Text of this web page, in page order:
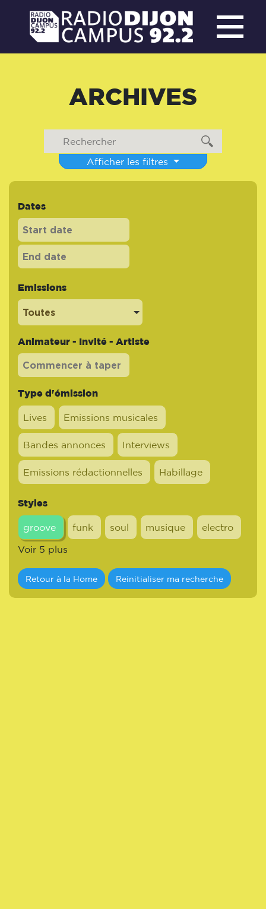
ARCHIVES
Afficher les filtres
Dates
Emissions
Toutes
Animateur - Invité - Artiste
Type d'émission
Lives Emissions musicales
Bandes annonces Interviews
Emissions rédactionnelles Habillage
Styles
groove funk soul musique electro
Voir 5 plus
Retour à la Home Reinitialiser ma recherche